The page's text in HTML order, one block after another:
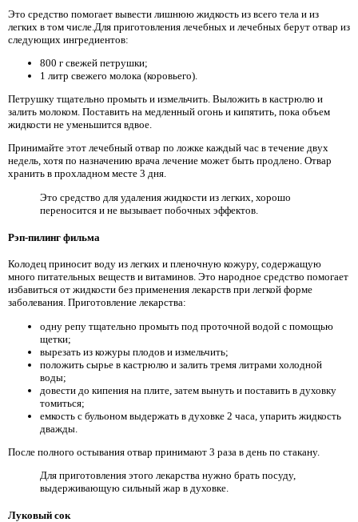
Это средство помогает вывести лишнюю жидкость из всего тела и из
легких в том числе.Для приготовления лечебных и лечебных берут отвар из
следующих ингредиентов:
800 г свежей петрушки;
1 литр свежего молока (коровьего).
Петрушку тщательно промыть и измельчить. Выложить в кастрюлю и
залить молоком. Поставить на медленный огонь и кипятить, пока объем
жидкости не уменьшится вдвое.
Принимайте этот лечебный отвар по ложке каждый час в течение двух
недель, хотя по назначению врача лечение может быть продлено. Отвар
хранить в прохладном месте 3 дня.
Это средство для удаления жидкости из легких, хорошо
переносится и не вызывает побочных эффектов.
Рэп-пилинг фильма
Колодец приносит воду из легких и пленочную кожуру, содержащую
много питательных веществ и витаминов. Это народное средство помогает
избавиться от жидкости без применения лекарств при легкой форме
заболевания. Приготовление лекарства:
одну репу тщательно промыть под проточной водой с помощью
щетки;
вырезать из кожуры плодов и измельчить;
положить сырье в кастрюлю и залить тремя литрами холодной
воды;
довести до кипения на плите, затем вынуть и поставить в духовку
томиться;
емкость с бульоном выдержать в духовке 2 часа, упарить жидкость
дважды.
После полного остывания отвар принимают 3 раза в день по стакану.
Для приготовления этого лекарства нужно брать посуду,
выдерживающую сильный жар в духовке.
Луковый сок